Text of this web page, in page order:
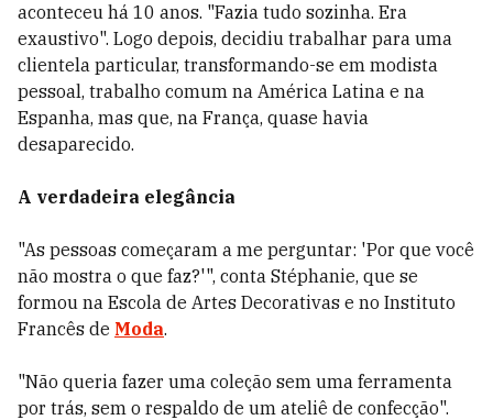
aconteceu há 10 anos. "Fazia tudo sozinha. Era
exaustivo". Logo depois, decidiu trabalhar para uma
clientela particular, transformando-se em modista
pessoal, trabalho comum na América Latina e na
Espanha, mas que, na França, quase havia
desaparecido.
A verdadeira elegância
"As pessoas começaram a me perguntar: 'Por que você
não mostra o que faz?'", conta Stéphanie, que se
formou na Escola de Artes Decorativas e no Instituto
Francês de Moda.
"Não queria fazer uma coleção sem uma ferramenta
por trás, sem o respaldo de um ateliê de confecção".